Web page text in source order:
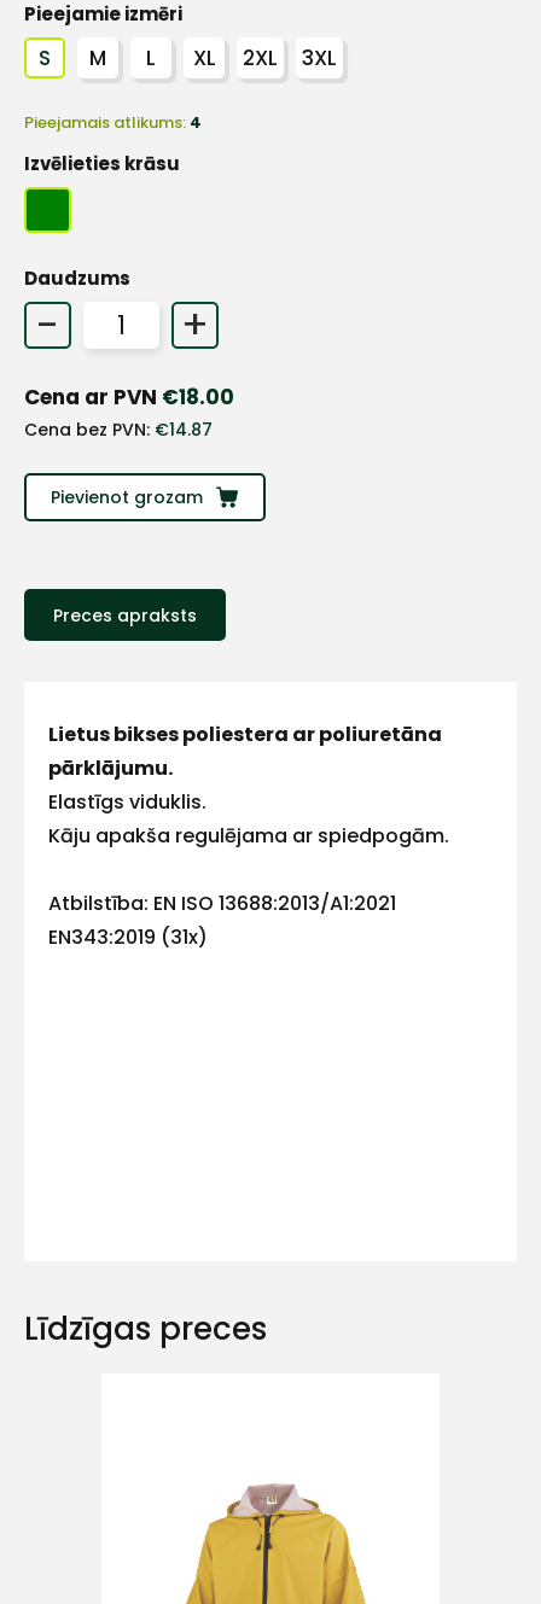
Pieejamie izmēri
S M L XL 2XL 3XL
Pieejamais atlikums: 4
Izvēlieties krāsu
Daudzums
- +
Cena ar PVN €18.00
Cena bez PVN: €14.87
Pievienot grozam
Preces apraksts
Lietus bikses poliestera ar poliuretāna
pārklājumu.
Elastīgs viduklis.
Kāju apakša regulējama ar spiedpogām.
Atbilstība: EN ISO 13688:2013/A1:2021
EN343:2019 (31x)
Līdzīgas preces
Sazinies
mums!
Atbildēsim
pēc